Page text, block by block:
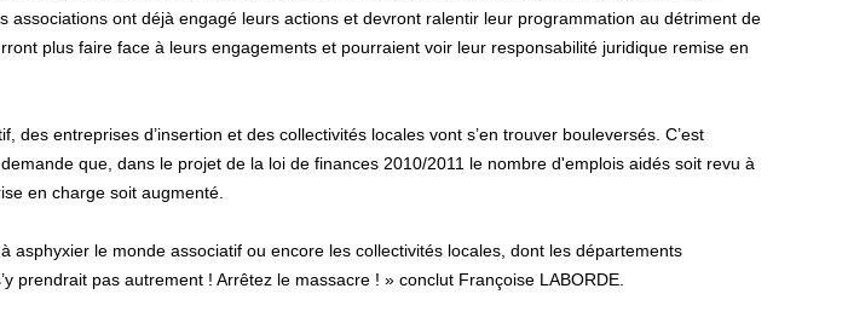
associations ont déjà engagé leurs actions et devront ralentir leur programmation au détriment de
plus faire face à leurs engagements et pourraient voir leur responsabilité juridique remise en
des entreprises d’insertion et des collectivités locales vont s’en trouver bouleversés. C’est
que, dans le projet de la loi de finances 2010/2011 le nombre d'emplois aidés soit revu à
en charge soit augmenté.
asphyxier le monde associatif ou encore les collectivités locales, dont les départements
prendrait pas autrement ! Arrêtez le massacre ! » conclut Françoise LABORDE.